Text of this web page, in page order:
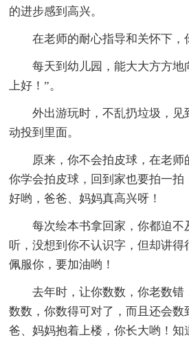
的进步感到高兴。
在老师的耐心指导和关怀下，
每天到幼儿园，能大大方方地
上好！”。
外出游玩时，不乱扔垃圾，见
动投到里面。
原来，你不会拍皮球，在老师
你学会拍皮球，回到家也要拍一拍
好哟，爸爸、妈妈真高兴呀！
每次绘本书拿回家，你都迫不
听，没想到你不认识字，但却讲得
佩服你，要加油哟！
去年时，让你数数，你老数错
数数，你数得可对了，而且还会数
爸、妈妈抱着上楼，你长大哟！知